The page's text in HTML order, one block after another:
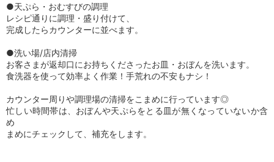
●天ぷら・おむすびの調理
レシピ通りに調理・盛り付けて、
完成したらカウンターに並べます。
●洗い場/店内清掃
お客さまが返却口にお持ちくださったお皿・おぼんを洗います。
食洗器を使って効率よく作業！手荒れの不安もナシ！
カウンター周りや調理場の清掃をこまめに行っています◎
忙しい時間帯は、おぼんや天ぷらをとる皿が無くなっていないか含
め
まめにチェックして、補充をします。